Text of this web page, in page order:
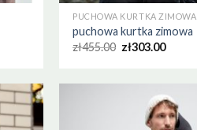
PUCHOWA KURTKA ZIMOWA
puchowa kurtka zimowa
zł455.00 zł303.00